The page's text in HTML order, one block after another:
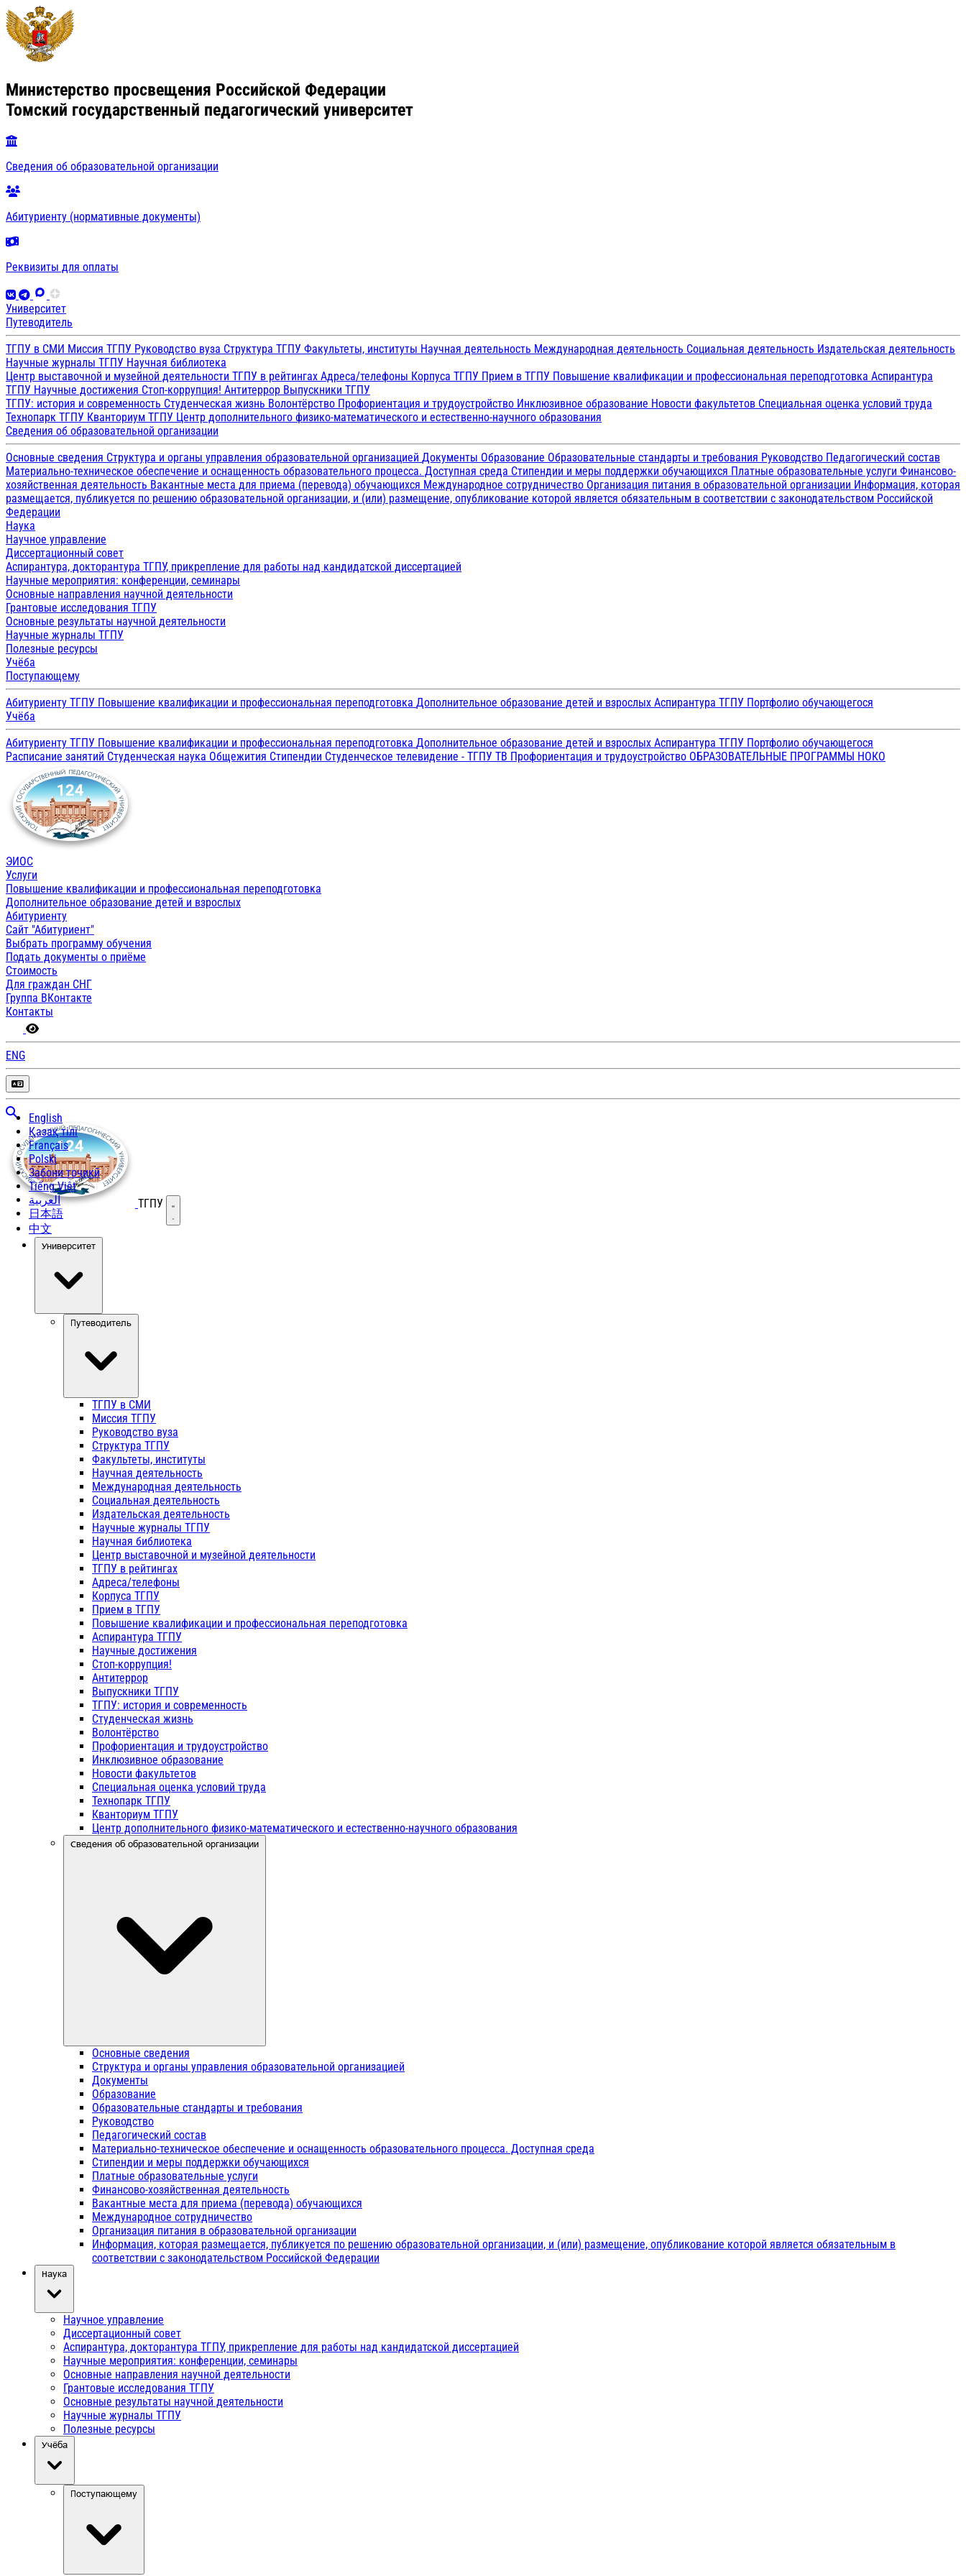
Министерство просвещения Российской Федерации
Томский государственный педагогический университет
Сведения об образовательной организации
Абитуриенту (нормативные документы)
Реквизиты для оплаты
Университет
Путеводитель
ТГПУ в СМИ Миссия ТГПУ Руководство вуза Структура ТГПУ Факультеты, институты Научная деятельность Международная деятельность Социальная деятельность Издательская деятельность
Научные журналы ТГПУ Научная библиотека
Центр выставочной и музейной деятельности ТГПУ в рейтингах Адреса/телефоны Корпуса ТГПУ Прием в ТГПУ Повышение квалификации и профессиональная переподготовка Аспирантура
ТГПУ Научные достижения Стоп-коррупция! Антитеррор Выпускники ТГПУ
ТГПУ: история и современность Студенческая жизнь Волонтёрство Профориентация и трудоустройство Инклюзивное образование Новости факультетов Специальная оценка условий труда
Технопарк ТГПУ Кванториум ТГПУ Центр дополнительного физико-математического и естественно-научного образования
Сведения об образовательной организации
Основные сведения Структура и органы управления образовательной организацией Документы Образование Образовательные стандарты и требования Руководство Педагогический состав
Материально-техническое обеспечение и оснащенность образовательного процесса. Доступная среда Стипендии и меры поддержки обучающихся Платные образовательные услуги Финансово-
хозяйственная деятельность Вакантные места для приема (перевода) обучающихся Международное сотрудничество Организация питания в образовательной организации Информация, которая
размещается, публикуется по решению образовательной организации, и (или) размещение, опубликование которой является обязательным в соответствии с законодательством Российской
Федерации
Наука
Научное управление
Диссертационный совет
Аспирантура, докторантура ТГПУ, прикрепление для работы над кандидатской диссертацией
Научные мероприятия: конференции, семинары
Основные направления научной деятельности
Грантовые исследования ТГПУ
Основные результаты научной деятельности
Научные журналы ТГПУ
Полезные ресурсы
Учёба
Поступающему
Абитуриенту ТГПУ Повышение квалификации и профессиональная переподготовка Дополнительное образование детей и взрослых Аспирантура ТГПУ Портфолио обучающегося
Учёба
Абитуриенту ТГПУ Повышение квалификации и профессиональная переподготовка Дополнительное образование детей и взрослых Аспирантура ТГПУ Портфолио обучающегося
Расписание занятий Студенческая наука Общежития Стипендии Студенческое телевидение - ТГПУ ТВ Профориентация и трудоустройство ОБРАЗОВАТЕЛЬНЫЕ ПРОГРАММЫ НОКО
ЭИОС
Услуги
Повышение квалификации и профессиональная переподготовка
Дополнительное образование детей и взрослых
Абитуриенту
Сайт "Абитуриент"
Выбрать программу обучения
Подать документы о приёме
Стоимость
Для граждан СНГ
Группа ВКонтакте
Контакты
ENG
English
Қазақ тілі
Français
Polski
Забони тоҷикӣ
Tiếng Việt
العربية
日本語
中文
ТГПУ Открыть меню
Университет
Путеводитель
ТГПУ в СМИ
Миссия ТГПУ
Руководство вуза
Структура ТГПУ
Факультеты, институты
Научная деятельность
Международная деятельность
Социальная деятельность
Издательская деятельность
Научные журналы ТГПУ
Научная библиотека
Центр выставочной и музейной деятельности
ТГПУ в рейтингах
Адреса/телефоны
Корпуса ТГПУ
Прием в ТГПУ
Повышение квалификации и профессиональная переподготовка
Аспирантура ТГПУ
Научные достижения
Стоп-коррупция!
Антитеррор
Выпускники ТГПУ
ТГПУ: история и современность
Студенческая жизнь
Волонтёрство
Профориентация и трудоустройство
Инклюзивное образование
Новости факультетов
Специальная оценка условий труда
Технопарк ТГПУ
Кванториум ТГПУ
Центр дополнительного физико-математического и естественно-научного образования
Сведения об образовательной организации
Основные сведения
Структура и органы управления образовательной организацией
Документы
Образование
Образовательные стандарты и требования
Руководство
Педагогический состав
Материально-техническое обеспечение и оснащенность образовательного процесса. Доступная среда
Стипендии и меры поддержки обучающихся
Платные образовательные услуги
Финансово-хозяйственная деятельность
Вакантные места для приема (перевода) обучающихся
Международное сотрудничество
Организация питания в образовательной организации
Информация, которая размещается, публикуется по решению образовательной организации, и (или) размещение, опубликование которой является обязательным в
соответствии с законодательством Российской Федерации
Наука
Научное управление
Диссертационный совет
Аспирантура, докторантура ТГПУ, прикрепление для работы над кандидатской диссертацией
Научные мероприятия: конференции, семинары
Основные направления научной деятельности
Грантовые исследования ТГПУ
Основные результаты научной деятельности
Научные журналы ТГПУ
Полезные ресурсы
Учёба
Поступающему